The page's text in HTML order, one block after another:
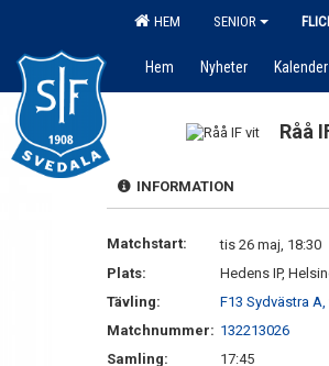
HEM SENIOR
Hem Nyheter Kalender
Råå
INFORMATION
Matchstart:
tis 26 maj, 18:30
Plats:
Hedens IP,
Tävling:
F13 Sydvästra A,
Matchnummer: 132213026
Samling:
17:45